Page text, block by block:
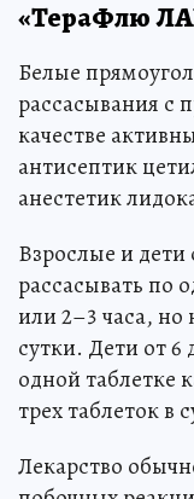
«ТераФлю
Белые
рассасывания с
качестве
антисептик
анестетик
Взрослые и дети
рассасывать по
или 2–3 часа, но
сутки. Дети от 6
одной таблетке
трех таблеток в
Лекарство